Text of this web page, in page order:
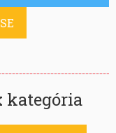
kategória